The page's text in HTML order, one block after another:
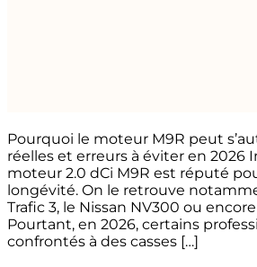
Pourquoi le moteur M9R peut
réelles et erreurs à éviter en 2026
moteur 2.0 dCi M9R est réputé
longévité. On le retrouve
Trafic 3, le Nissan NV300 ou encore
Pourtant, en 2026, certains
confrontés à des casses […]